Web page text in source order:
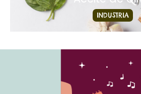
INDUSTRIA